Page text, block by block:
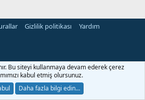
Gizlilik politikası
Yardım
Bu siteyi kullanmaya devam ederek çerez
kabul etmiş olursunuz.
Daha fazla bilgi edin…